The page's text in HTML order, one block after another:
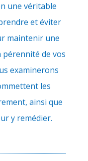
une véritable
et éviter
maintenir une
de vos
examinerons
les
ainsi que
y remédier.